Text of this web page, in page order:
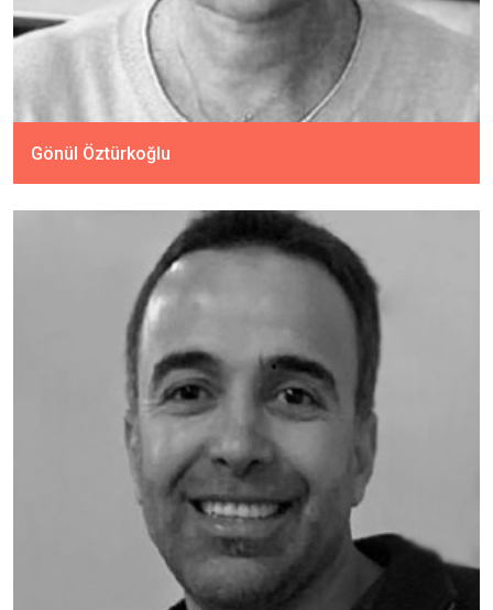
Gönül Öztürkoğlu